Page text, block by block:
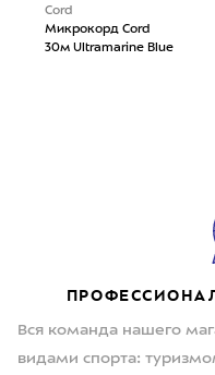
Cord
Микрокорд Cord
30м Ultramarine Blue
Вся команда нашего
видами спорта: